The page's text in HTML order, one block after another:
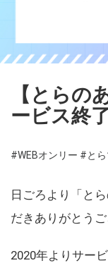
【とらの
ービス終
#WEBオンリー #とら
日ごろより「と
だきありがとうご
2020年よりサー